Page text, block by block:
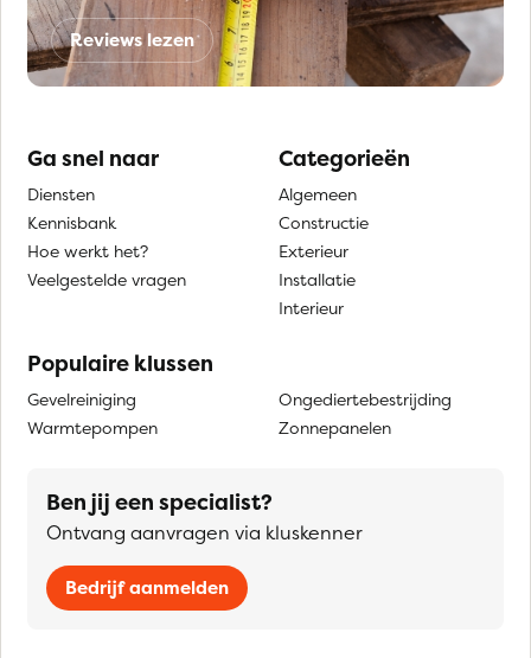
Reviews lezen
Ga snel naar
Diensten
Kennisbank
Hoe werkt het?
Veelgestelde vragen
Categorieën
Algemeen
Constructie
Exterieur
Installatie
Interieur
Populaire klussen
Gevelreiniging
Warmtepompen
Ongediertebestrijding
Zonnepanelen
Ben jij een specialist?
Ontvang aanvragen via kluskenner
Bedrijf aanmelden